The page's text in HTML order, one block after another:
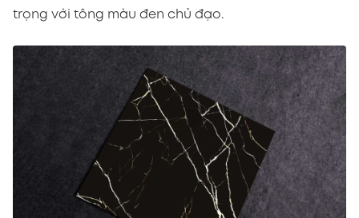
trọng với tông màu đen chủ đạo.